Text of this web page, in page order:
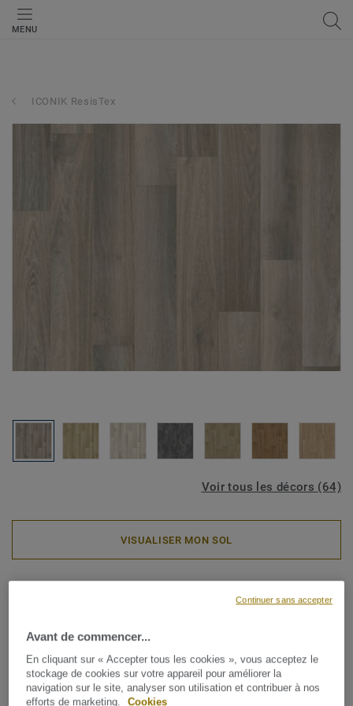
MENU
ICONIK ResisTex
Voir tous les décors (64)
VISUALISER MON SOL
ICONIK ResisTex - Slow Oak
BROWN
La collection de revêtements de sol en vinyle ICONIK
ResisTex pour le logement est la solution idéale pour une
Avant de commencer...
En cliquant sur « Accepter tous les cookies », vous acceptez le
stockage de cookies sur votre appareil pour améliorer la
navigation sur le site, analyser son utilisation et contribuer à nos
efforts de marketing.
Cookies
Continuer sans accepter